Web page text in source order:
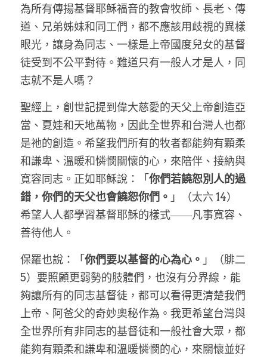
為所有傳揚基督耶穌福音的教會牧師、長老、傳
道、兄弟姊妹和同工們，都不應該用歧視的異樣
眼光，讓身為同志、一樣是上帝國度兒女的基督
徒受到不公平對待。難道只有一般人才是人，同
志就不是人嗎？
聖經上，創世記提到偉大慈愛的天父上帝創造亞
當、夏娃和天地萬物，因此全世界和台灣人也都
是祂的創造。希望我們所有的牧者都能夠有顆柔
和謙卑、溫暖和憐憫關懷的心，來陪伴、接納與
寬容同志。正如耶穌說：「 你們若饒恕別人的過
錯，你們的天父也會饒恕你們。 」（太六 14）
希望人人都學習基督耶穌的樣式――凡事寬容、
善待他人。
保羅也說：「 你們要以基督的心為心。 」（腓二
5）要照顧更弱勢的肢體們，也沒有分界線，能
夠讓所有的同志基督徒，都可以看得更清楚我們
上帝、阿爸父的奇妙奧秘作為。我更希望台灣與
全世界所有非同志的基督徒和一般社會大眾，都
能夠有顆柔和謙卑和溫暖憐憫的心，來關懷並好